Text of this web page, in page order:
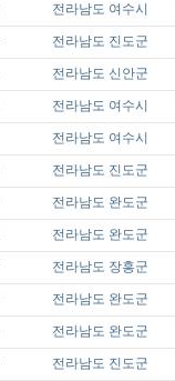
전라남도 여수시
전라남도 진도군
전라남도 신안군
전라남도 여수시
전라남도 여수시
전라남도 진도군
전라남도 완도군
전라남도 완도군
전라남도 장흥군
전라남도 완도군
전라남도 완도군
전라남도 진도군